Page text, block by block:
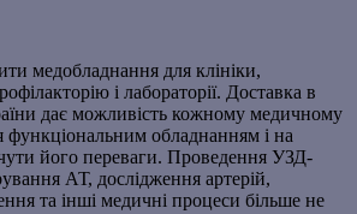
медобладнання для клініки,
і лабораторії. Доставка в
дає можливість кожному медичному
функціональним обладнанням і на
його переваги. Проведення УЗД-
АТ, дослідження артерій,
та інші медичні процеси більше не